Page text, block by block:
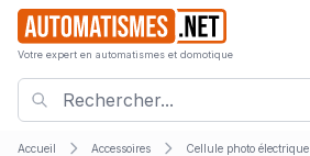
Votre expert en automatismes et domotique
Accueil Accessoires Cellule photo électrique